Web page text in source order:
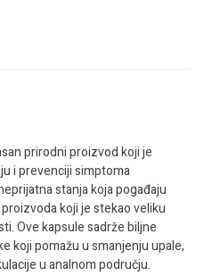
prirodni proizvod koji je
i prevenciji simptoma
stanja koja pogađaju
koji je stekao veliku
Ove kapsule sadrže biljne
koji pomažu u smanjenju upale,
u analnom području.